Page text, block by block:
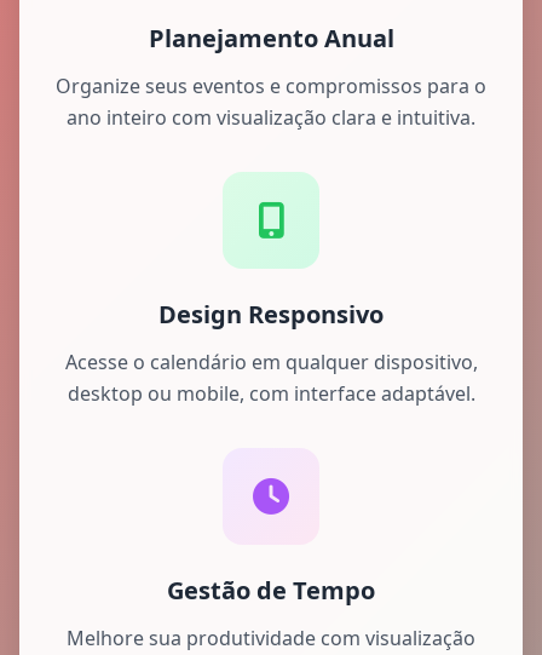
Planejamento Anual
Organize seus eventos e compromissos para o
ano inteiro com visualização clara e intuitiva.
Design Responsivo
Acesse o calendário em qualquer dispositivo,
desktop ou mobile, com interface adaptável.
Gestão de Tempo
Melhore sua produtividade com visualização